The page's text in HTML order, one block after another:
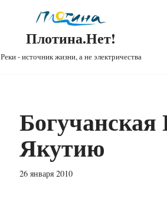
Плотина.Нет!
Реки - источник жизни, а не электричества
Якутию
26 января 2010